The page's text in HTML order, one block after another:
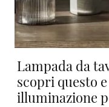
Lampada da
scopri questo
illuminazione